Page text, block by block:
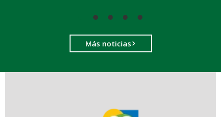
Más noticias